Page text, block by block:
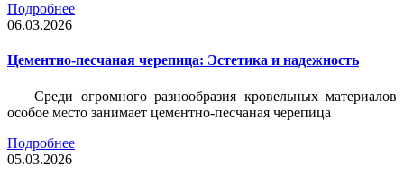
Подробнее
06.03.2026
Цементно-песчаная черепица: Эстетика и надежность
Среди огромного разнообразия кровельных материалов
особое место занимает цементно-песчаная черепица
Подробнее
05.03.2026